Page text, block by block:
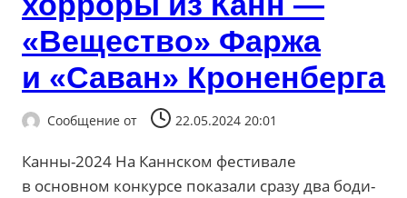
«Вещество» Фаржа
и «Саван» Кроненберга
Сообщение от 22.05.2024 20:01
Канны-2024 На Каннском фестивале
в основном конкурсе показали сразу два боди-